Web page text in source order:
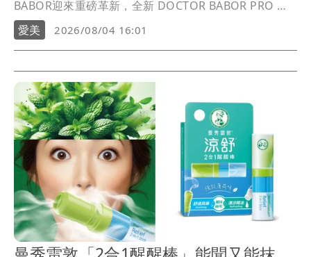
BABOR迎來重磅革新，全新 DOCTOR BABOR PRO 系
列以精準科研語言登場，將「醫美療程前鋪陳、療程後
維持穩定」的完整保養脈絡帶入日常，幫現代忙碌女性
打造無懈可擊的精緻美肌。
愛美 2026/08/04 16:01